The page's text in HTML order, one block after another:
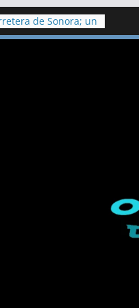
de Sonora; un